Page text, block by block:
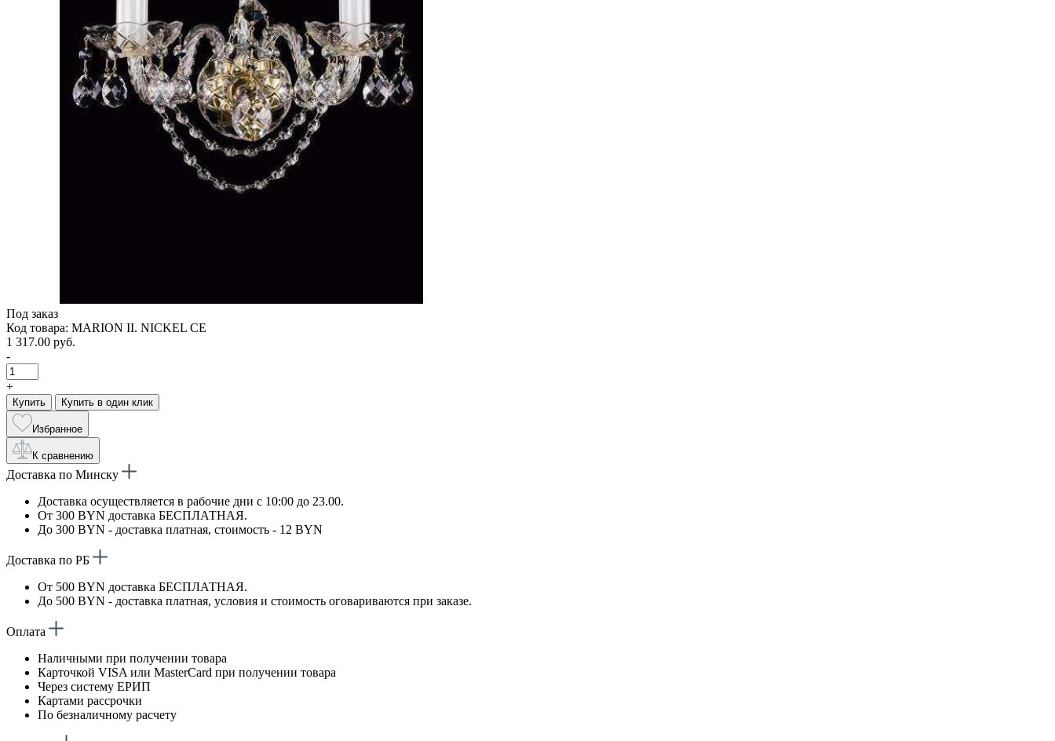
Под заказ
Код товара: MARION II. NICKEL CE
1 317.00 руб.
-
+
Купить Купить в один клик
Избранное
К сравнению
Доставка по Минску
Доставка осуществляется в рабочие дни с 10:00 до 23.00.
От 300 BYN доставка БЕСПЛАТНАЯ.
До 300 BYN - доставка платная, стоимость - 12 BYN
Доставка по РБ
От 500 BYN доставка БЕСПЛАТНАЯ.
До 500 BYN - доставка платная, условия и стоимость оговариваются при заказе.
Оплата
Наличными при получении товара
Карточкой VISA или MasterCard при получении товара
Через систему ЕРИП
Картами рассрочки
По безналичному расчету